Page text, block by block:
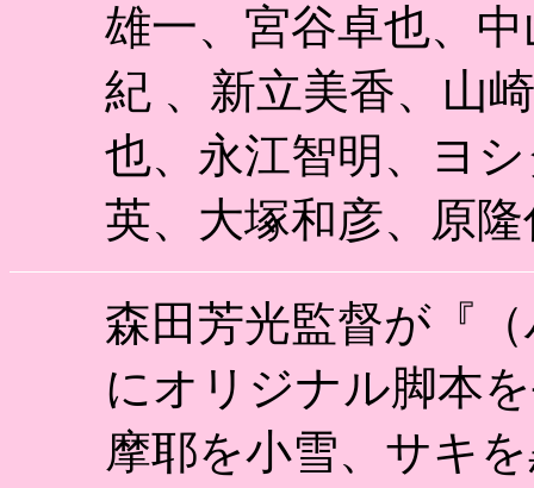
雄一、宮谷卓也、
紀 、新立美香、山
也、永江智明、ヨ
英、大塚和彦、原
森田芳光監督が『
にオリジナル脚本
摩耶を小雪、サキ